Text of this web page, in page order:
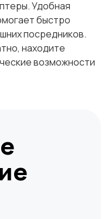
Удобная
быстро
посредников.
находите
возможности